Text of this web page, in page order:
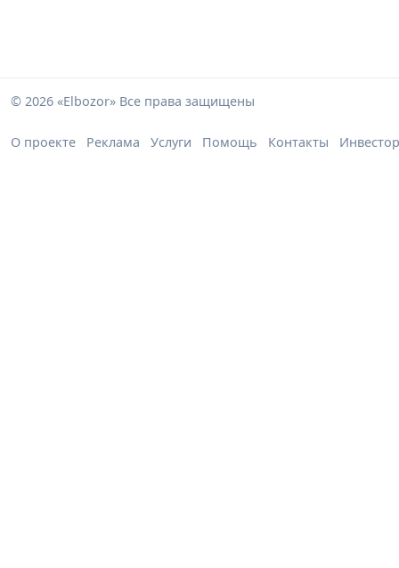
© 2026 «Elbozor» Все права защищены
О проекте Реклама Услуги Помощь Контакты